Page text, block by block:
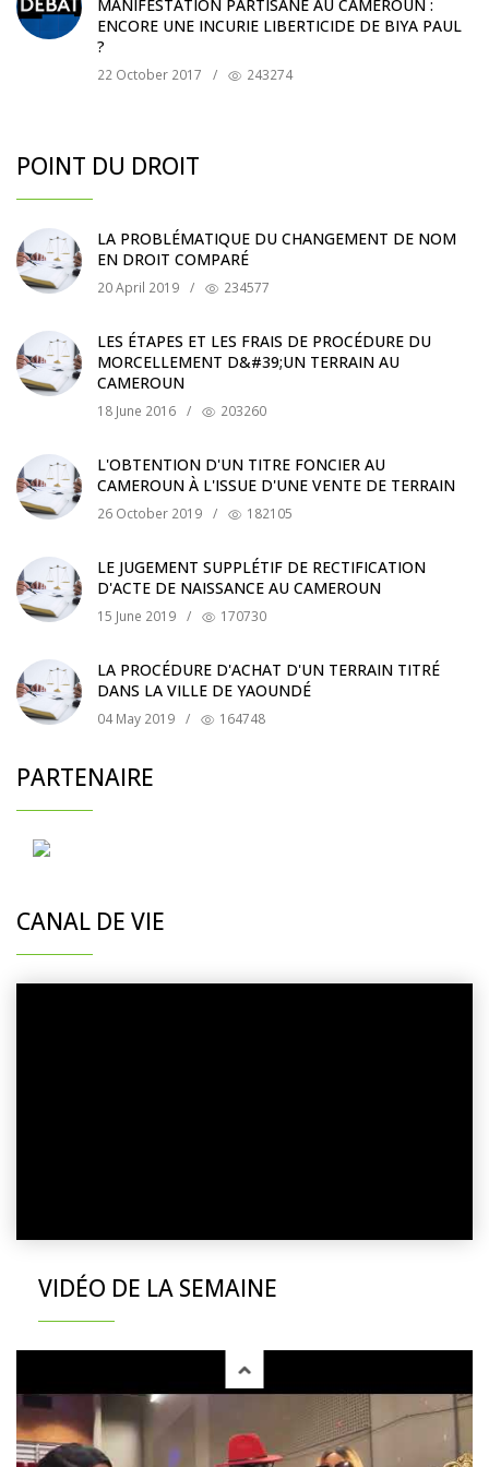
MANIFESTATION PARTISANE AU CAMEROUN :
ENCORE UNE INCURIE LIBERTICIDE DE BIYA PAUL
?
22 October 2017 / 243274
POINT DU DROIT
LA PROBLÉMATIQUE DU CHANGEMENT DE NOM
EN DROIT COMPARÉ
20 April 2019 / 234577
LES ÉTAPES ET LES FRAIS DE PROCÉDURE DU
MORCELLEMENT D&#39;UN TERRAIN AU
CAMEROUN
18 June 2016 / 203260
L'OBTENTION D'UN TITRE FONCIER AU
CAMEROUN À L'ISSUE D'UNE VENTE DE TERRAIN
26 October 2019 / 182105
LE JUGEMENT SUPPLÉTIF DE RECTIFICATION
D'ACTE DE NAISSANCE AU CAMEROUN
15 June 2019 / 170730
LA PROCÉDURE D'ACHAT D'UN TERRAIN TITRÉ
DANS LA VILLE DE YAOUNDÉ
04 May 2019 / 164748
PARTENAIRE
CANAL DE VIE
VIDÉO DE LA SEMAINE